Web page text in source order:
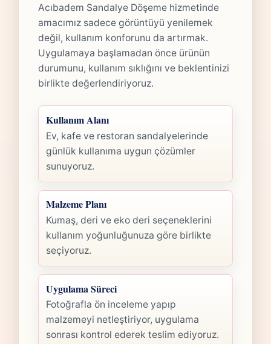
Acıbadem Sandalye Döşeme hizmetinde
amacımız sadece görüntüyü yenilemek
değil, kullanım konforunu da artırmak.
Uygulamaya başlamadan önce ürünün
durumunu, kullanım sıklığını ve beklentinizi
birlikte değerlendiriyoruz.
Kullanım Alanı
Ev, kafe ve restoran sandalyelerinde
günlük kullanıma uygun çözümler
sunuyoruz.
Malzeme Planı
Kumaş, deri ve eko deri seçeneklerini
kullanım yoğunluğunuza göre birlikte
seçiyoruz.
Uygulama Süreci
Fotoğrafla ön inceleme yapıp
malzemeyi netleştiriyor, uygulama
sonrası kontrol ederek teslim ediyoruz.